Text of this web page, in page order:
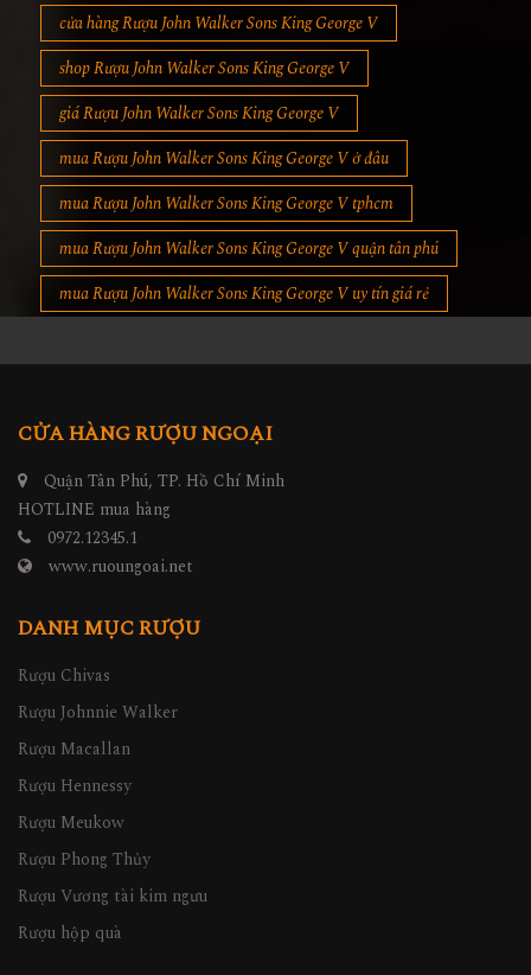
cửa hàng Rượu John Walker Sons King George V
shop Rượu John Walker Sons King George V
giá Rượu John Walker Sons King George V
mua Rượu John Walker Sons King George V ở đâu
mua Rượu John Walker Sons King George V tphcm
mua Rượu John Walker Sons King George V quận tân phú
mua Rượu John Walker Sons King George V uy tín giá rẻ
CỬA HÀNG RƯỢU NGOẠI
Quận Tân Phú, TP. Hồ Chí Minh
HOTLINE mua hàng
0972.12345.1
www.ruoungoai.net
DANH MỤC RƯỢU
Rượu Chivas
Rượu Johnnie Walker
Rượu Macallan
Rượu Hennessy
Rượu Meukow
Rượu Phong Thủy
Rượu Vương tài kim ngưu
Rượu hộp quà